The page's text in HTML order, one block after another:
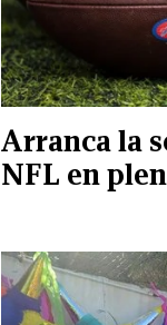
Arranca la
NFL en